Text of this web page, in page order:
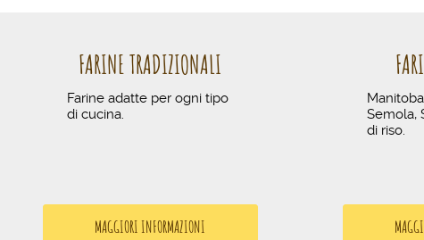
FARINE TRADIZIONALI
Farine adatte per ogni tipo
di cucina.
MAGGIORI INFORMAZIONI
Semola,
di riso.